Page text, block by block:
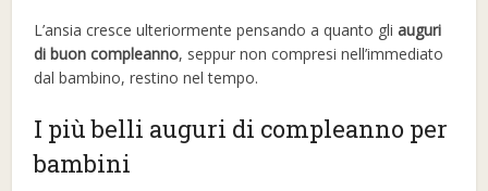
L’ansia cresce ulteriormente pensando a quanto gliauguri
di buon compleanno, seppur non compresi nell’immediato
dal bambino, restino nel tempo.
I più belli auguri di compleanno per
bambini